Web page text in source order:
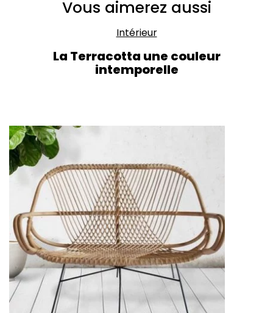
Vous aimerez aussi
Intérieur
La Terracotta une couleur
intemporelle